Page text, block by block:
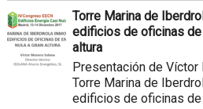
Torre Marina de
edificios de oficinas de
altura
Presentación de
Torre Marina de
edificios de oficinas de